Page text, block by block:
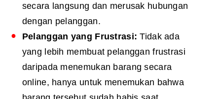
secara langsung dan merusak hubungan
dengan pelanggan.
Pelanggan yang Frustrasi: Tidak ada
yang lebih membuat pelanggan frustrasi
daripada menemukan barang secara
online, hanya untuk menemukan bahwa